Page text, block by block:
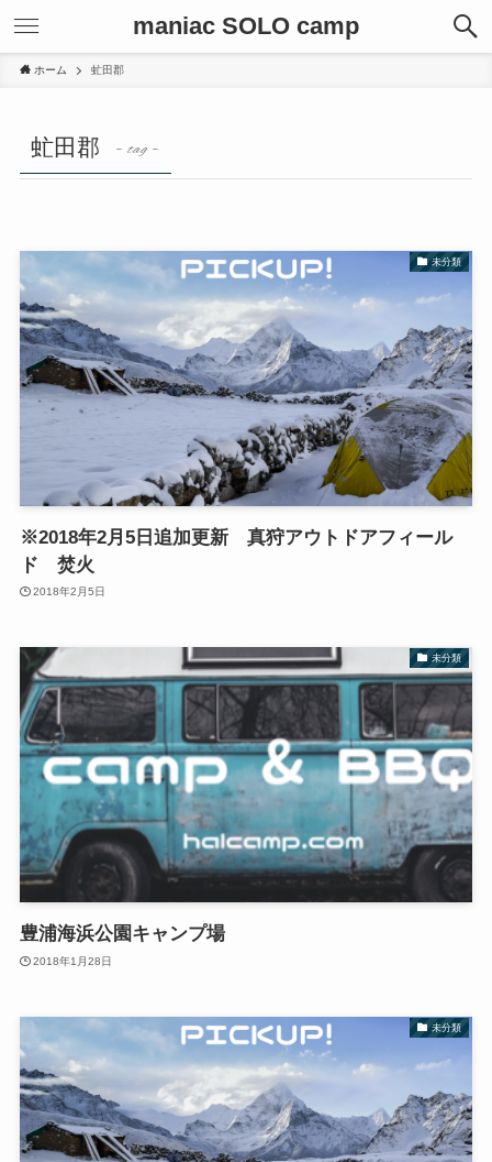
maniac SOLO camp
ホーム 虻田郡
虻田郡 – tag –
未分類
※2018年2月5日追加更新 真狩アウトドアフィール
ド 焚火
2018年2月5日
未分類
豊浦海浜公園キャンプ場
2018年1月28日
未分類